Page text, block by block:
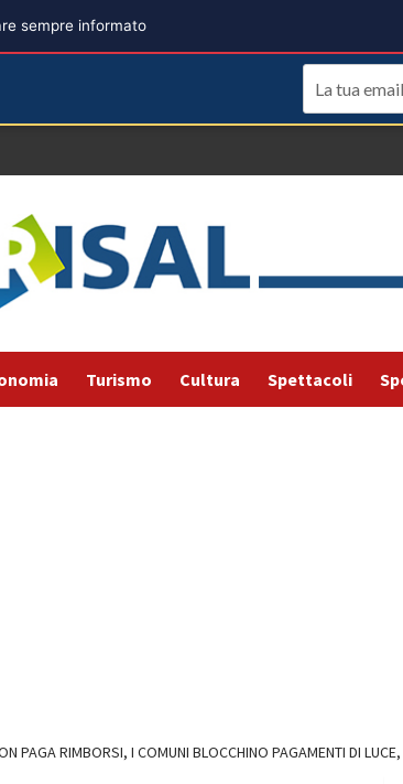
Turismo Cultura Spettacoli
PAGA RIMBORSI, I COMUNI BLOCCHINO PAGAMENTI DI
sempre informato